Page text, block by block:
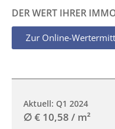
DER WERT IHRER
Zur Online-
Aktuell: Q1 2024
∅ € 10,58 / m²